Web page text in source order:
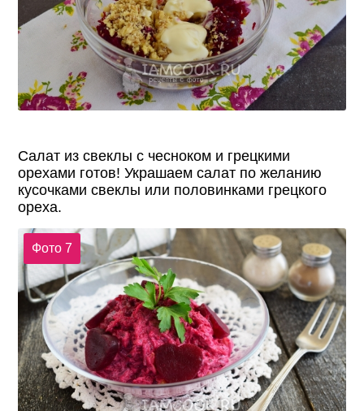
Салат из свеклы с чесноком и грецкими
орехами готов! Украшаем салат по желанию
кусочками свеклы или половинками грецкого
ореха.
Фото 7